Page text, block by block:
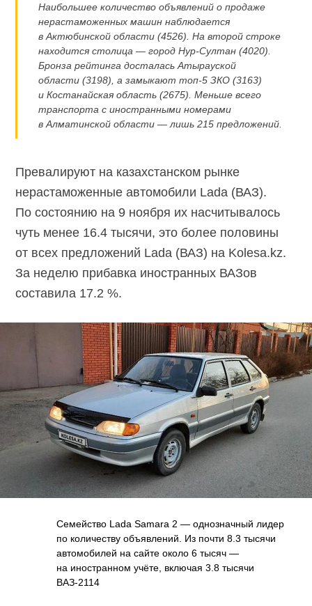
Наибольшее количество объявлений о продаже
нерастаможенных машин наблюдается
в Актюбинской области (4526). На второй строке
находится столица — городНур-Султан (4020).
Бронза рейтинга досталась Атырауской
области (3198), а замыкаюттоп-5 ЗКО (3163)
и Костанайская область (2675). Меньше всего
транспорта с иностранными номерами
в Алматинской области — лишь 215 предложений.
Превалируют на казахстанском рынке
нерастаможенные автомобили Lada (ВАЗ).
По состоянию на 9 ноября их насчитывалось
чуть менее 16.4 тысячи, это более половины
от всех предложений Lada (ВАЗ) на Kolesa.kz.
За неделю прибавка иностранных ВАЗов
составила 17.2 %.
Семейство Lada Samara 2 — однозначный лидер
по количеству объявлений. Из почти 8.3 тысячи
автомобилей на сайте около 6 тысяч —
на иностранном учёте, включая 3.8 тысячи
ВАЗ-2114